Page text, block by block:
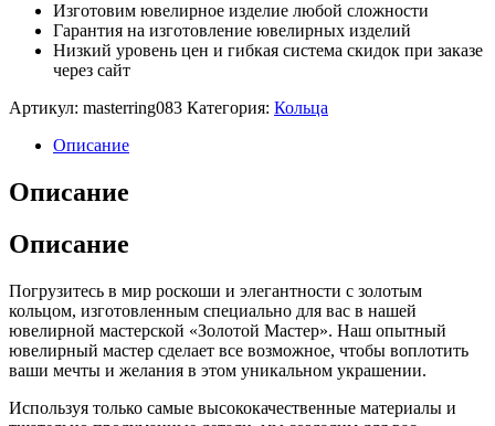
Изготовим ювелирное изделие любой сложности
Гарантия на изготовление ювелирных изделий
Низкий уровень цен и гибкая система скидок при заказе
через сайт
Артикул: masterring083 Категория: Кольца
Описание
Описание
Описание
Погрузитесь в мир роскоши и элегантности с золотым
кольцом, изготовленным специально для вас в нашей
ювелирной мастерской «Золотой Мастер». Наш опытный
ювелирный мастер сделает все возможное, чтобы воплотить
ваши мечты и желания в этом уникальном украшении.
Используя только самые высококачественные материалы и